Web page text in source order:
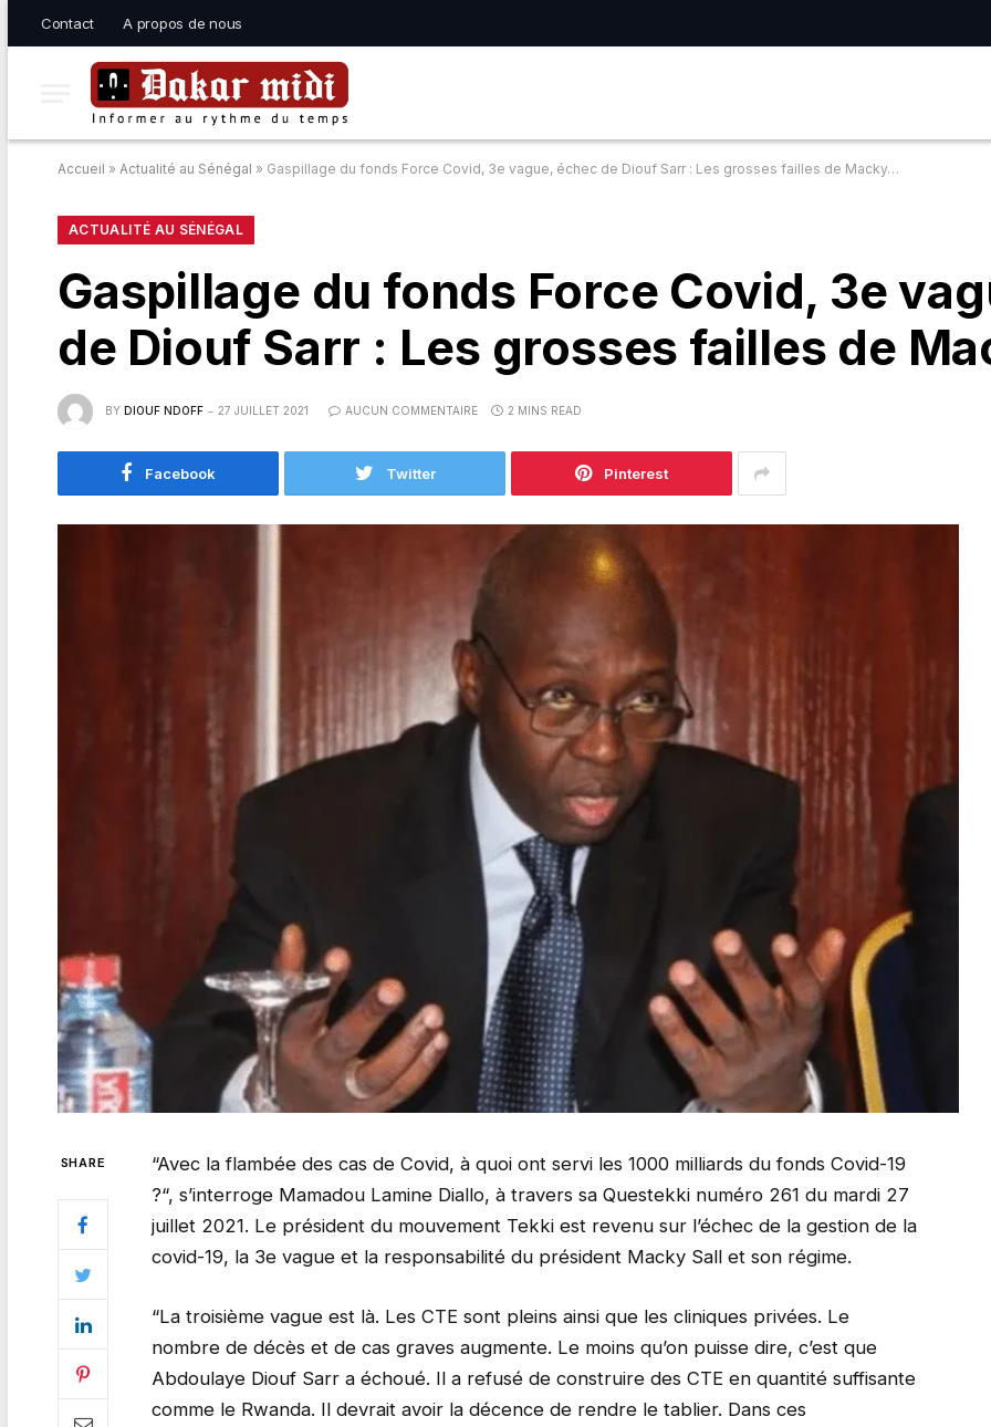
Contact A propos de nous
Accueil » Actualité au Sénégal » Gaspillage du fonds Force Covid, 3e vague, échec de Diouf Sarr : Les grosses failles de Macky…
ACTUALITÉ AU SÉNÉGAL
Gaspillage du fonds Force Covid, 3e
de Diouf Sarr : Les grosses failles de
BY DIOUF NDOFF 27 JUILLET 2021 AUCUN COMMENTAIRE 2 MINS READ
Facebook Twitter Pinterest
SHARE
“Avec la flambée des cas de Covid, à quoi ont servi les 1000 milliards du fonds Covid-19
?“, s’interroge Mamadou Lamine Diallo, à travers sa Questekki numéro 261 du mardi 27
juillet 2021. Le président du mouvement Tekki est revenu sur l’échec de la gestion de la
covid-19, la 3e vague et la responsabilité du président Macky Sall et son régime.
“La troisième vague est là. Les CTE sont pleins ainsi que les cliniques privées. Le
nombre de décès et de cas graves augmente. Le moins qu’on puisse dire, c’est que
Abdoulaye Diouf Sarr a échoué. Il a refusé de construire des CTE en quantité suffisante
comme le Rwanda. Il devrait avoir la décence de rendre le tablier. Dans ces